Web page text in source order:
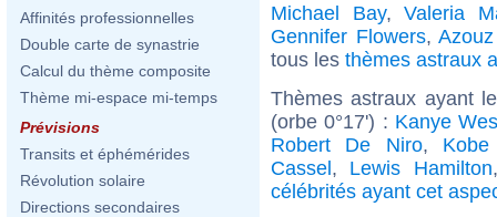
Affinités professionnelles
Double carte de synastrie
Calcul du thème composite
Thème mi-espace mi-temps
Prévisions
Transits et éphémérides
Révolution solaire
Directions secondaires
Michael Bay,Valeria
Gennifer Flowers,
tous les thèmes astraux
Thèmes astraux ayant
(orbe 0°17') : Kanye
Robert De Niro,
Cassel, Lewis Hamilton
célébrités ayant cet